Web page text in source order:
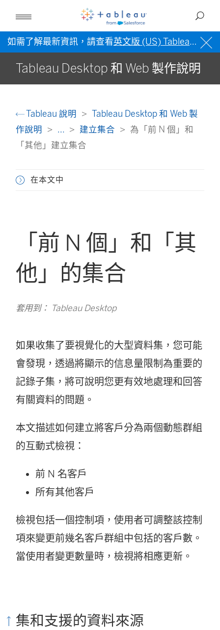
如需了解最新資訊，請查看英文版 (US) Tableau 說明
Tableau Desktop 和 Web 製作說明
Tableau 說明
Tableau Desktop 和 Web 製
作說明
... 建立集合
為「前 N 個」和
「其他」建立集合
在本文中
「前 N 個」和「其
他」的集合
套用到： Tableau Desktop
如果收集了要視覺化的大型資料集，您可能
會發現，透過將顯示的信息量限制為重要的
記錄子集，將可說明您更有效地處理和回答
有關資料的問題。
本文描述如何建立將客戶分為兩個動態群組
的互動式檢視：
前 N 名客戶
所有其他客戶
檢視包括一個控制項，使用者可調整該控制
項來變更前幾名客戶群組中包括的客戶數。
當使用者變更數量時，檢視將相應更新。
集和支援的資料來源